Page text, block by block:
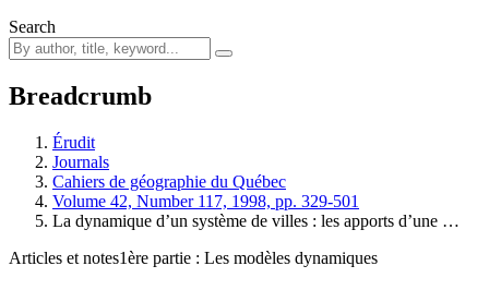
Search
Breadcrumb
Érudit
Journals
Cahiers de géographie du Québec
Volume 42, Number 117, 1998, pp. 329-501
La dynamique d’un système de villes : les apports d’une …
Articles et notes1ère partie : Les modèles dynamiques